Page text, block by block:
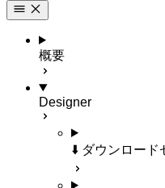
概要
Designer
⬇️ ダウンロード